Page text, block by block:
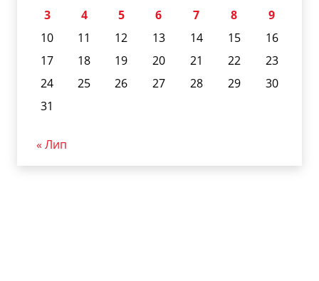
3
4 5 6 7 8
9
10
11 12 13 14 15
16
17
18 19 20 21 22
23
24
25 26 27 28 29
30
31
« Лип